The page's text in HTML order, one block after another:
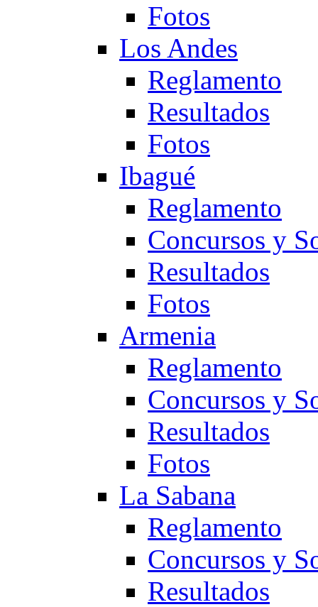
Fotos
Los Andes
Reglamento
Resultados
Fotos
Ibagué
Reglamento
Concursos y
Resultados
Fotos
Armenia
Reglamento
Concursos y
Resultados
Fotos
La Sabana
Reglamento
Concursos y
Resultados